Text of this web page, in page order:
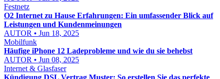
Festnetz
O2 Internet zu Hause Erfahrungen: Ein umfassender Blick auf
Leistungen und Kundenmeinungen
AUTOR • Jun 18, 2025
Mobilfunk
Häufige iPhone 12 Ladeprobleme und wie du sie behebst
AUTOR • Jun 08, 2025
Internet & Glasfaser
Kündigung DSL Vertrag Muster: So erstellen Sie das perfekte